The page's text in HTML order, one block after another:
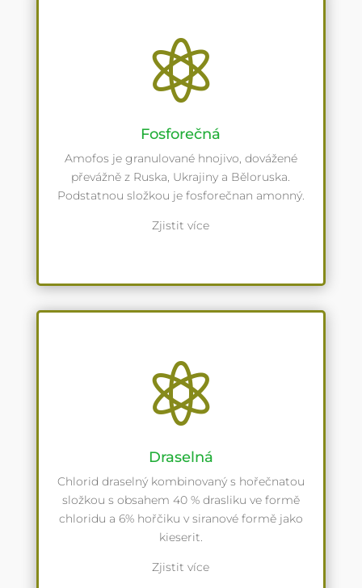

Fosforečná
Amofos je granulované hnojivo, dovážené
převážně z Ruska, Ukrajiny a Běloruska.
Podstatnou složkou je fosforečnan amonný.
Zjistit více

Draselná
Chlorid draselný kombinovaný s hořečnatou
složkou s obsahem 40 % drasliku ve formě
chloridu a 6% hořčiku v siranové formě jako
kieserit.
Zjistit více